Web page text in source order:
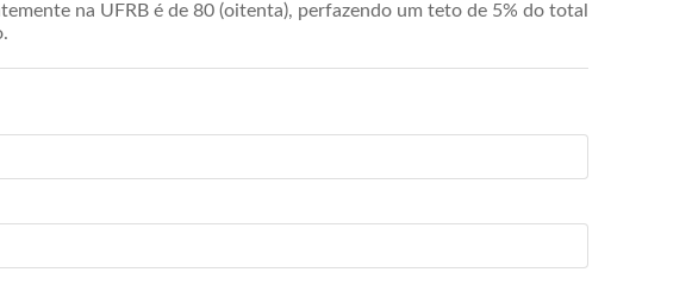
na UFRB é de 80 (oitenta), perfazendo um teto de 5% do total